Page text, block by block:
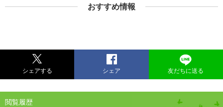
おすすめ情報
シェアする シェア 友だちに送る
閲覧履歴